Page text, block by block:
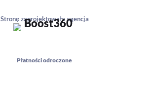
Stronę zaprojektowała agencja
Płatności odroczone